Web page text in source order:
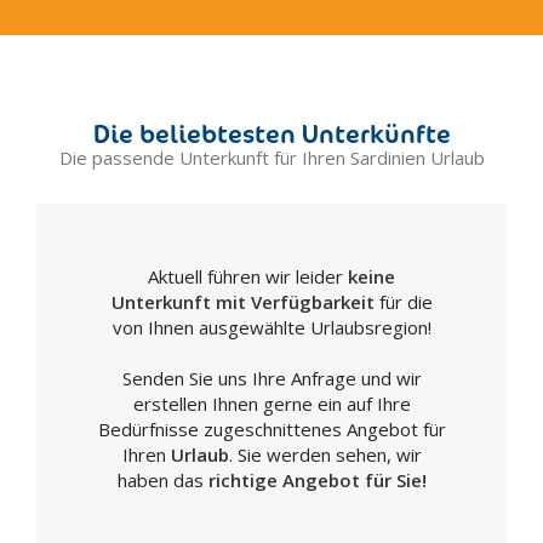
Dolianova
Gavoi
Guspini
Maddalena
Luogosanto
Macomer
Mamoiada
Die beliebtesten Unterkünfte
Die passende Unterkunft für Ihren Sardinien Urlaub
Aktuell führen wir leider keine
Unterkunft mit Verfügbarkeit für die
von Ihnen ausgewählte Urlaubsregion!
Senden Sie uns Ihre Anfrage und wir
erstellen Ihnen gerne ein auf Ihre
Bedürfnisse zugeschnittenes Angebot für
Ihren Urlaub. Sie werden sehen, wir
haben das richtige Angebot für Sie!